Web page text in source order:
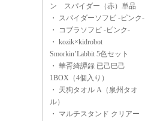
ン スパイダー（赤）単品
・ スパイダーソフビ -ピンク-
・
コブラソフビ -ピンク-
・ kozik×kidrobot
Smorkin’Labbit 5色セット
・ 華胥綺譚録 已己巳己
1BOX（4個入り）
・ 天狗タオル A（泉州タオ
ル）
・ マルチスタンド クリアー